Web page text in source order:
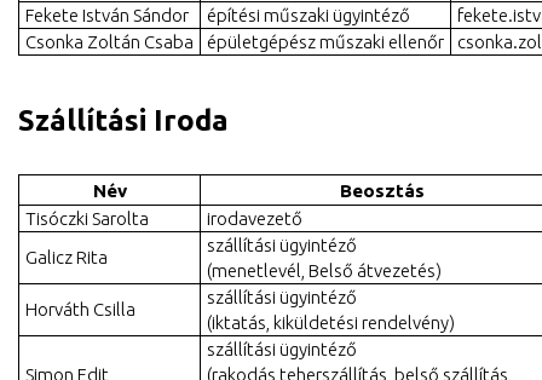
Fekete István Sándor
építési műszaki ügyintéző
Csonka Zoltán Csaba
épületgépész műszaki ellenőr
Szállítási Iroda
Név
Beosztás
Tisóczki Sarolta
irodavezető
Galicz Rita
szállítási ügyintéző
(menetlevél, Belső átvezetés)
Horváth Csilla
szállítási ügyintéző
(iktatás, kiküldetési rendelvény)
Simon Edit
szállítási ügyintéző
(rakodás teherszállítás, belső szállítás,